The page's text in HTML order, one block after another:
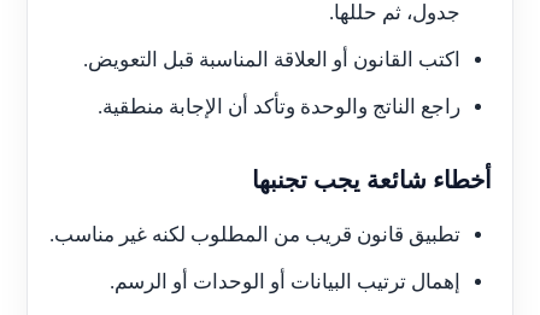
جدول، ثم حللها.
اكتب القانون أو العلاقة المناسبة قبل التعويض.
راجع الناتج والوحدة وتأكد أن الإجابة منطقية.
أخطاء شائعة يجب تجنبها
تطبيق قانون قريب من المطلوب لكنه غير مناسب.
إهمال ترتيب البيانات أو الوحدات أو الرسم.